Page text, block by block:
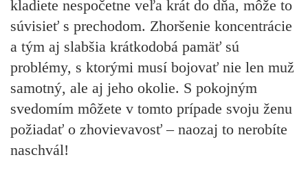
kladiete nespočetne veľa krát do dňa, môže to
súvisieť s prechodom. Zhoršenie koncentrácie
a tým aj slabšia krátkodobá pamäť sú
problémy, s ktorými musí bojovať nie len muž
samotný, ale aj jeho okolie. S pokojným
svedomím môžete v tomto prípade svoju ženu
požiadať o zhovievavosť – naozaj to nerobíte
naschvál!